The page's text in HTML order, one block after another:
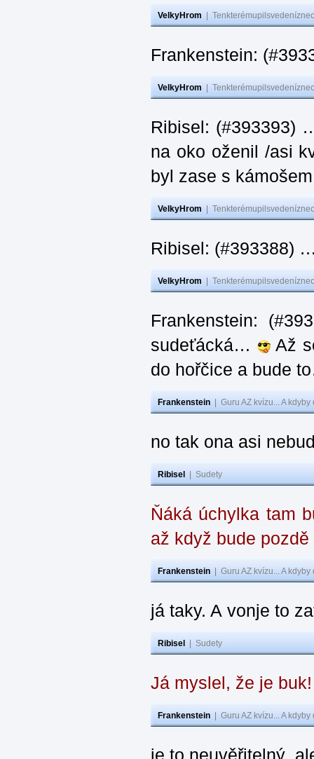
VelkyHrom
Frankenstein:
VelkyHrom
Ribisel: (#393393)
na oko oženil /asi
byl zase s
VelkyHrom
Ribisel: (#393388)
VelkyHrom
Frankenstein:
sudeťácká…
Až
do hořčice a bude
Frankenstein Guru AZ kvízu... A
no tak ona asi
Ribisel Sudety
Ňáká úchylka tam
až když bude pozdě
Frankenstein Guru AZ kvízu... A
já taky. A vonje to
Ribisel Sudety
Já myslel, že je
Frankenstein Guru AZ kvízu... A
je to neuvěřitelný,